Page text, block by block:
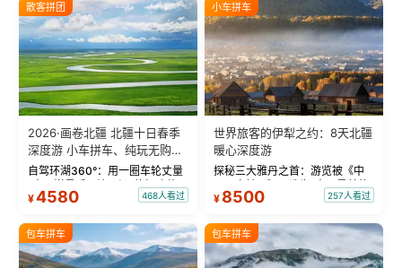
散客拼团
2026·画卷北疆 北疆十日春季
深度游 小车拼车、纯玩无购
物！
自驾环湖360°：用一圈车轮丈量
“大西洋最后一滴眼泪”的极致蔚
蓝。 赛湖旅拍：甄选多款风格服
绝美瞬间。 赛湖坦克300跟车视
频：专业摄影师...
¥4580 468人看过
小车拼车
世界旅客的伊犁之约：8天北疆
暖心深度游
探秘三大雅丹之首：游览被《中
国国家地理》评选为“中国最美的
三大雅丹”第一名的克拉玛依魔鬼
瓦人最大村落——禾木村，欣赏
晨雾与小木...
¥ 8500 257人看过
包车拼车 包车拼车